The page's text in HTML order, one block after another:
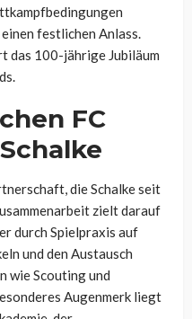
festlichen Anlass.
das 100-jährige Jubiläum
FC
die Schalke seit
zielt darauf
durch Spielpraxis auf
und den Austausch
wie Scouting und
Augenmerk liegt